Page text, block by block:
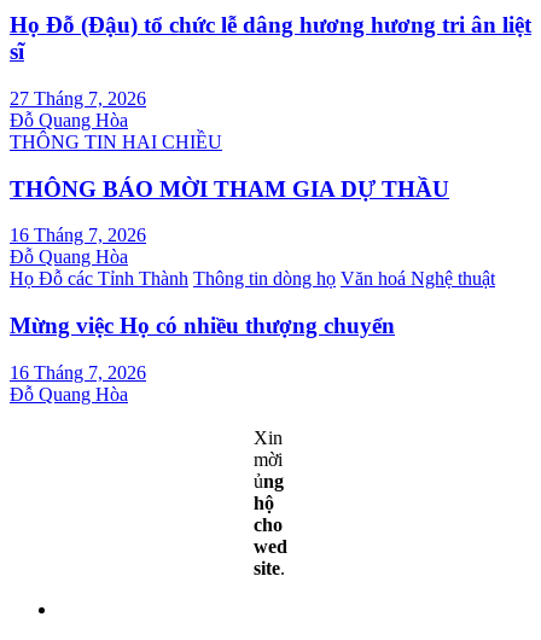
Họ Đỗ (Đậu) tổ chức lễ dâng hương hương tri ân liệt
sĩ
27 Tháng 7, 2026
Đỗ Quang Hòa
THÔNG TIN HAI CHIỀU
THÔNG BÁO MỜI THAM GIA DỰ THẦU
16 Tháng 7, 2026
Đỗ Quang Hòa
Họ Đỗ các Tỉnh Thành Thông tin dòng họ Văn hoá Nghệ thuật
Mừng việc Họ có nhiều thượng chuyển
16 Tháng 7, 2026
Đỗ Quang Hòa
Xin
mời
ủng
hộ
cho
wed
site.